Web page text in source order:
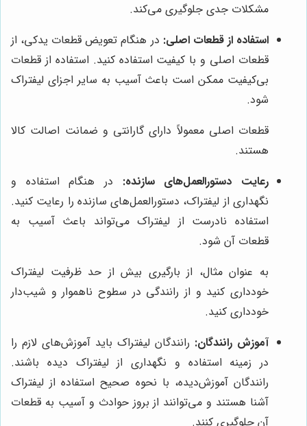
مشکلات جدی جلوگیری می‌کند.
استفاده از قطعات اصلی: در هنگام تعویض قطعات یدکی، از
قطعات اصلی و با کیفیت استفاده کنید. استفاده از قطعات
بی‌کیفیت ممکن است باعث آسیب به سایر اجزای لیفتراک
شود.
قطعات اصلی معمولاً دارای گارانتی و ضمانت اصالت کالا
هستند.
رعایت دستورالعمل‌های سازنده: در هنگام استفاده و
نگهداری از لیفتراک، دستورالعمل‌های سازنده را رعایت کنید.
استفاده نادرست از لیفتراک می‌تواند باعث آسیب به
قطعات آن شود.
به عنوان مثال، از بارگیری بیش از حد ظرفیت لیفتراک
خودداری کنید و از رانندگی در سطوح ناهموار و شیب‌دار
خودداری کنید.
آموزش رانندگان: رانندگان لیفتراک باید آموزش‌های لازم را
در زمینه استفاده و نگهداری از لیفتراک دیده باشند.
رانندگان آموزش‌دیده، با نحوه صحیح استفاده از لیفتراک
آشنا هستند و می‌توانند از بروز حوادث و آسیب به قطعات
آن جلوگیری کنند.